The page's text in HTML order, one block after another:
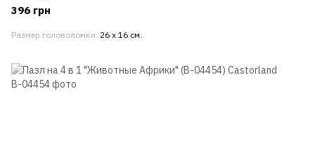
396 грн
Размер головоломки 26 х 16 см.